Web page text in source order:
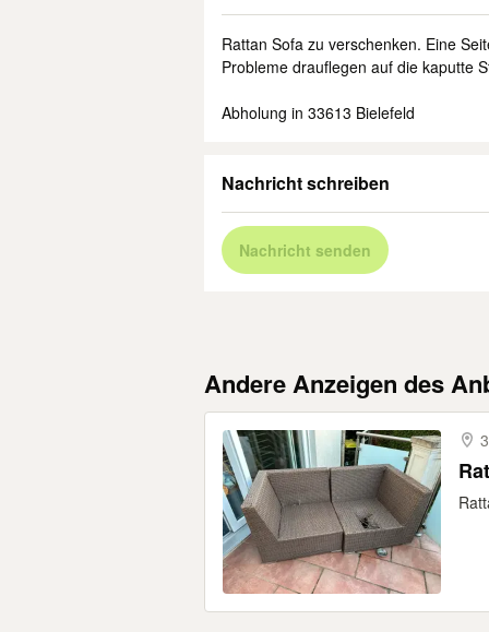
Rattan Sofa zu verschenken. Eine
Probleme drauflegen auf die kaputte
Abholung in 33613 Bielefeld
Nachricht schreiben
Nachricht senden
Andere Anzeigen des